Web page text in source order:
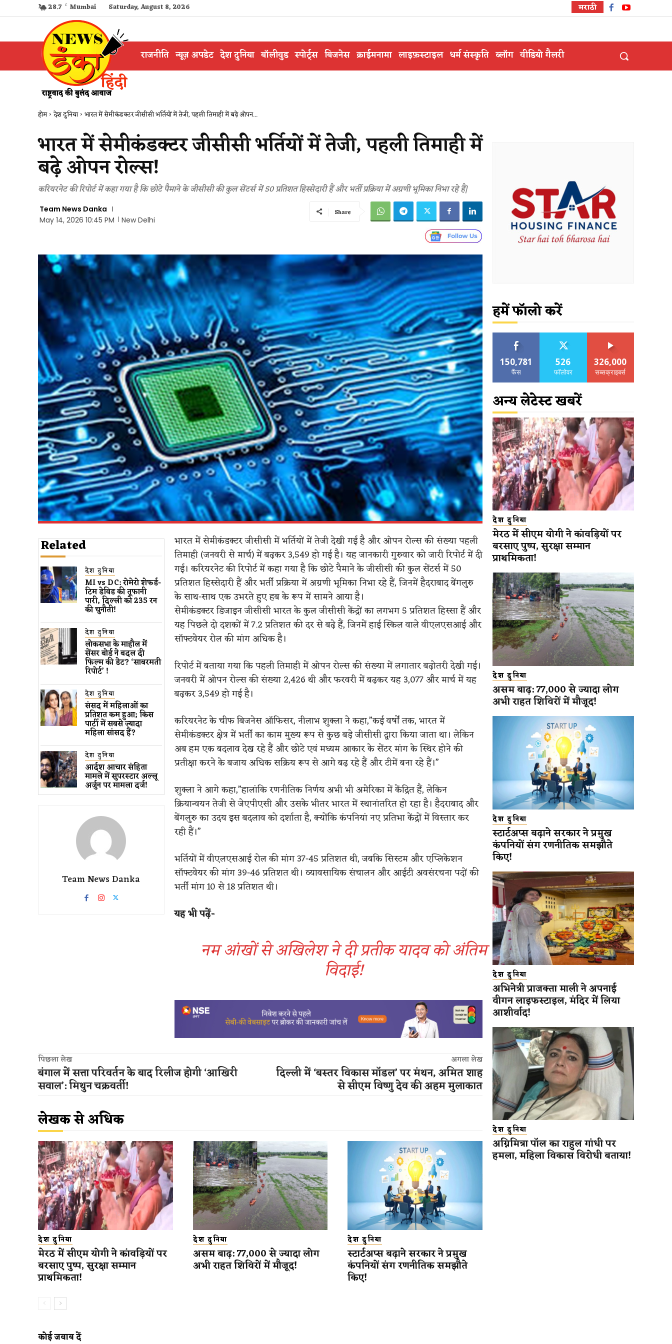
28.7 C Mumbai Saturday, August 8, 2026 मराठी
राजनीति न्यूज़ अपडेट देश दुनिया बॉलीवुड स्पोर्ट्स बिजनेस क्राईमनामा लाइफ़स्टाइल धर्म संस्कृति ब्लॉग वीडियो गैलरी
होम देश दुनिया भारत में सेमीकंडक्टर जीसीसी भर्तियों में तेजी, पहली तिमाही में बढ़े ओपन...
भारत में सेमीकंडक्टर जीसीसी भर्तियों में तेजी, पहली तिमाही में
बढ़े ओपन रोल्स!
करियरनेट की रिपोर्ट में कहा गया है कि छोटे पैमाने के जीसीसी की कुल सेंटर्स में 50 प्रतिशत हिस्सेदारी हैं और भर्ती प्रक्रिया में अग्रणी भूमिका निभा रहे हैं|
Team News Danka
May 14, 2026 10:45 PM
New Delhi
Share
Related
देश दुनिया
MI vs DC: रोमेरो शेफर्ड-
टिम डेविड की तूफानी
पारी, दिल्ली को 235 रन
की चुनौती!
देश दुनिया
लोकसभा के माहौल में
सेंसर बोर्ड ने बदल दी
फिल्म की डेट? ‘साबरमती
रिपोर्ट’ !
देश दुनिया
संसद में महिलाओं का
प्रतिशत कम ​हुआ​; किस
पार्टी में सबसे ज्यादा
महिला सांसद हैं?
देश दुनिया
आर्दश आचार संहिता
मामले में सुपरस्टार अल्लू
अर्जुन पर मामला दर्ज!
Team News Danka
भारत में सेमीकंडक्टर जीसीसी में भर्तियों में तेजी देखी गई है और ओपन रोल्स की संख्या पहली
तिमाही (जनवरी से मार्च) में बढ़कर 3,549 हो गई है। यह जानकारी गुरुवार को जारी रिपोर्ट में दी
गई। करियरनेट की रिपोर्ट में कहा गया है कि छोटे पैमाने के जीसीसी की कुल सेंटर्स में 50
प्रतिशत हिस्सेदारी हैं और भर्ती प्रक्रिया में अग्रणी भूमिका निभा रहे हैं, जिनमें हैदराबाद बेंगलुरु
के साथ-साथ एक उभरते हुए हब के रूप में सामने आया है।
सेमीकंडक्टर डिजाइन जीसीसी भारत के कुल जीसीसी केंद्रों का लगभग 5 प्रतिशत हिस्सा हैं और
यह पिछले दो दशकों में 7.2 प्रतिशत की दर से बढ़े हैं, जिनमें हाई स्किल वाले वीएलएसआई और
सॉफ्टवेयर रोल की मांग अधिक है।
रिपोर्ट में बताया गया कि पहली तिमाही में ओपन रोल्स की संख्या में लगातार बढ़ोतरी देखी गई।
जनवरी में ओपन रोल्स की संख्या 2,426 थी और फरवरी में बढ़कर यह 3,077 और मार्च में यह
बढ़कर 3,549 हो गई है।
करियरनेट के चीफ बिजनेस ऑफिसर, नीलाभ शुक्ला ने कहा,”कई वर्षों तक, भारत में
सेमीकंडक्टर क्षेत्र में भर्ती का काम मुख्य रूप से कुछ बड़े जीसीसी द्वारा किया जाता था। लेकिन
अब हम एक बदलाव देख रहे हैं और छोटे एवं मध्यम आकार के सेंटर मांग के स्थिर होने की
प्रतीक्षा करने के बजाय अधिक सक्रिय रूप से आगे बढ़ रहे हैं और टीमें बना रहे हैं।”
शुक्ला ने आगे कहा,”हालांकि रणनीतिक निर्णय अभी भी अमेरिका में केंद्रित हैं, लेकिन
क्रियान्वयन तेजी से जेएपीएसी और उसके भीतर भारत में स्थानांतरित हो रहा है। हैदराबाद और
बेंगलुरु का उदय इस बदलाव को दर्शाता है, क्योंकि कंपनियां नए प्रतिभा केंद्रों में विस्तार कर
रही हैं।”
भर्तियों में वीएलएसआई रोल की मांग 37-45 प्रतिशत थी, जबकि सिस्टम और एप्लिकेशन
सॉफ्टवेयर की मांग 39-46 प्रतिशत थी। व्यावसायिक संचालन और आईटी अवसंरचना पदों की
भर्ती मांग 10 से 18 प्रतिशत थी।
यह भी पढ़ें-
नम आंखों से अखिलेश ने दी प्रतीक यादव को अंतिम
विदाई!
पिछला लेख
बंगाल में सत्ता परिवर्तन के बाद रिलीज होगी ‘आखिरी
सवाल’: मिथुन चक्रवर्ती!
अगला लेख
दिल्ली में ‘बस्तर विकास मॉडल’ पर मंथन, अमित शाह
से सीएम विष्णु देव की अहम मुलाकात
लेखक से अधिक
देश दुनिया
मेरठ में सीएम योगी ने कांवड़ियों पर
बरसाए पुष्प, सुरक्षा सम्मान
प्राथमिकता!
देश दुनिया
असम बाढ़: 77,000 से ज्यादा लोग
अभी राहत शिविरों में मौजूद!
देश दुनिया
स्टार्टअप्स बढ़ाने सरकार ने प्रमुख
कंपनियों संग रणनीतिक समझौते
किए!
कोई जवाब दें
हमें फॉलो करें
150,781
फैंस
526
फॉलोवर
326,000
सब्सक्राइबर्स
अन्य लेटेस्ट खबरें
देश दुनिया
मेरठ में सीएम योगी ने कांवड़ियों पर
बरसाए पुष्प, सुरक्षा सम्मान
प्राथमिकता!
देश दुनिया
असम बाढ़: 77,000 से ज्यादा लोग
अभी राहत शिविरों में मौजूद!
देश दुनिया
स्टार्टअप्स बढ़ाने सरकार ने प्रमुख
कंपनियों संग रणनीतिक समझौते
किए!
देश दुनिया
अभिनेत्री प्राजक्ता माली ने अपनाई
वीगन लाइफस्टाइल, मंदिर में लिया
आशीर्वाद!
देश दुनिया
अग्निमित्रा पॉल का राहुल गांधी पर
हमला, महिला विकास विरोधी बताया!